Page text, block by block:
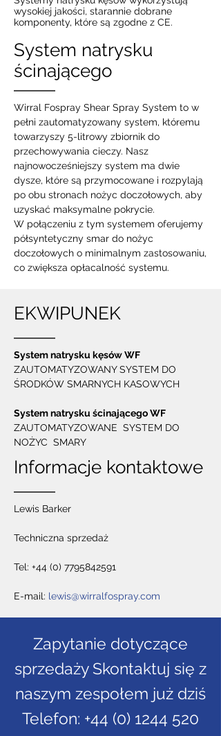
wysokiej jakości, starannie dobrane
komponenty, które są zgodne z CE.
System natrysku
ścinającego
Wirral Fospray Shear Spray System to w
pełni zautomatyzowany system, któremu
towarzyszy 5-litrowy zbiornik do
przechowywania cieczy. Nasz
najnowocześniejszy system ma dwie
dysze, które są przymocowane i rozpylają
po obu stronach nożyc doczołowych, aby
uzyskać maksymalne pokrycie.
W połączeniu z tym systemem oferujemy
półsyntetyczny smar do nożyc
doczołowych o minimalnym zastosowaniu,
co zwiększa opłacalność systemu.
EKWIPUNEK
System natrysku kęsów WF
ZAUTOMATYZOWANY SYSTEM DO
ŚRODKÓW SMARNYCH KASOWYCH
System natrysku ścinającego WF
ZAUTOMATYZOWANE SYSTEM DO
NOŻYC SMARY
Informacje kontaktowe
Lewis Barker
Techniczna sprzedaż
Tel: +44 (0) 7795842591
E-mail: lewis@wirralfospray.com
Zapytanie dotyczące
sprzedaży Skontaktuj się z
naszym zespołem już dziś
Telefon: +44 (0) 1244 520